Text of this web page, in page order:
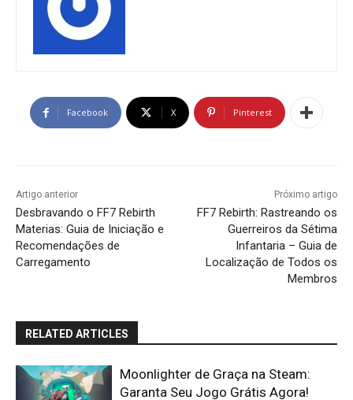
Facebook X Pinterest
Artigo anterior
Desbravando o FF7 Rebirth
Materias: Guia de Iniciação e
Recomendações de
Carregamento
Próximo artigo
FF7 Rebirth: Rastreando os
Guerreiros da Sétima
Infantaria – Guia de
Localização de Todos os
Membros
RELATED ARTICLES
Moonlighter de Graça na Steam:
Garanta Seu Jogo Grátis Agora!